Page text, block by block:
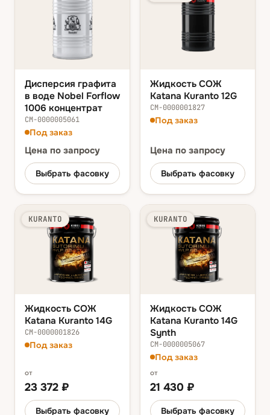
Дисперсия графита
в воде Nobel Forflow
1006 концентрат
СМ-0000005061
Под заказ
Цена по запросу
Выбрать фасовку
Жидкость СОЖ
Katana Kuranto 12G
СМ-0000001827
Под заказ
Цена по запросу
Выбрать фасовку
KURANTO
Жидкость СОЖ
Katana Kuranto 14G
СМ-0000001826
Под заказ
от
23 372 ₽
Выбрать фасовку
KURANTO
Жидкость СОЖ
Katana Kuranto 14G
Synth
СМ-0000005067
Под заказ
от
21 430 ₽
Выбрать фасовку